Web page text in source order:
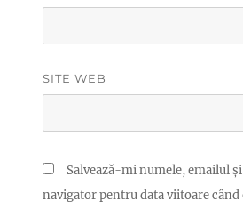
SITE WEB
Salvează-mi numele, emailul
navigator pentru data viitoare când